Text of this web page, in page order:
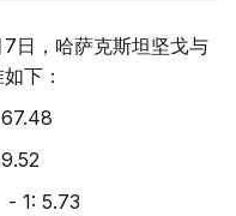
日，哈萨克斯坦坚戈与
下：
- 1: 5.73